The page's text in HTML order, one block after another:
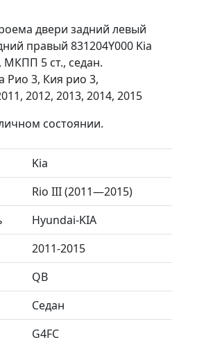
двери задний левый
правый 831204Y000 Kia
МКПП 5 ст., седан.
Рио 3, Кия рио 3,
2012, 2013, 2014, 2015
состоянии.
Kia
Rio III (2011—2015)
Hyundai-KIA
2011-2015
QB
Седан
G4FC